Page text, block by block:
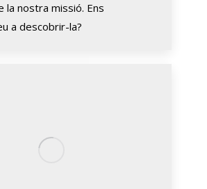
la nostra missió. Ens
a descobrir-la?